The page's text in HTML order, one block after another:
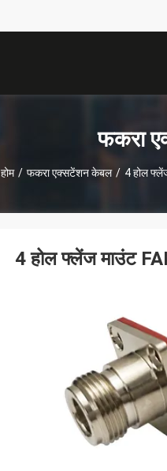
फकरा
होम / फकरा एक्सटेंशन केबल / 4 होल
4 होल फ्लेंज माउंट